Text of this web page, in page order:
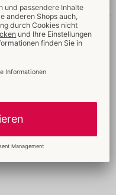
für alle Penisgrößen.